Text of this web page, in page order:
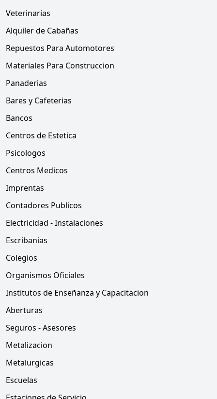
Veterinarias
Alquiler de Cabañas
Repuestos Para Automotores
Materiales Para Construccion
Panaderias
Bares y Cafeterias
Bancos
Centros de Estetica
Psicologos
Centros Medicos
Imprentas
Contadores Publicos
Electricidad - Instalaciones
Escribanias
Colegios
Organismos Oficiales
Institutos de Enseñanza y Capacitacion
Aberturas
Seguros - Asesores
Metalizacion
Metalurgicas
Escuelas